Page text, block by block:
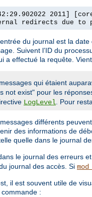
2011]
redirects due to
du journal est la
Suivent l’ID du
a effectué la requête.
qui étaient
not exist" pour les
LogLevel. Pour
différents
des informations de
quelle dans le journal
le journal des erreurs
journal des accès. Si
il est souvent utile de
: